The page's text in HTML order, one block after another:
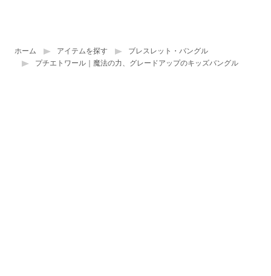
ホーム アイテムを探す
ブレスレット・バングル
プチエトワール｜魔法の力、グレードアップのキッズバングル